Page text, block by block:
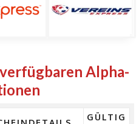
Alpha-
GÜLTIG